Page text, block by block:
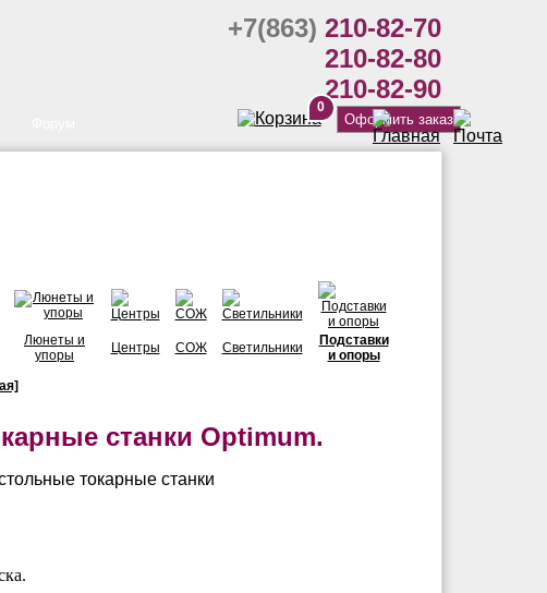
+7(863) 210-82-70
210-82-80
210-82-90
0
Оформить заказ
Люнеты и
упоры
Центры СОЖ Светильники
Подставки
и опоры
станки Optimum.